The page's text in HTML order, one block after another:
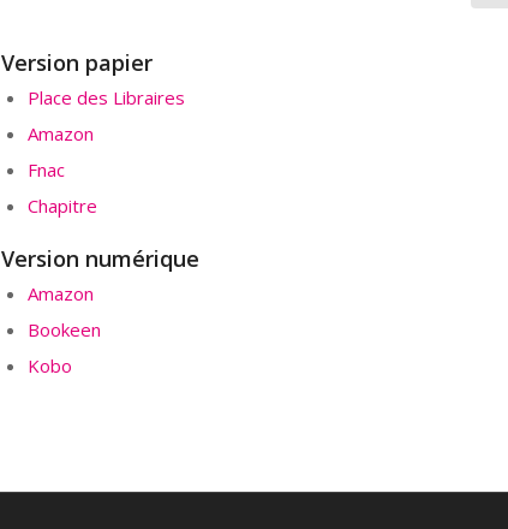
Version papier
Place des Libraires
Amazon
Fnac
Chapitre
Version numérique
Amazon
Bookeen
Kobo